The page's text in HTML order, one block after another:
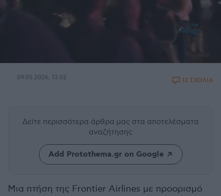
09.05.2026, 13:02 12 ΣΧΟΛΙΑ
Δείτε περισσότερα άρθρα μας στα αποτελέσματα
αναζήτησης
Add Protothema.gr on Google
Μια πτήση της Frontier Airlines με προορισμό